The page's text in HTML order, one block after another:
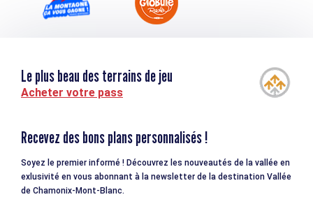
Le plus beau des terrains de jeu
Acheter votre pass
Recevez des bons plans personnalisés !
Soyez le premier informé ! Découvrez les nouveautés de la vallée en
exlusivité en vous abonnant à la newsletter de la destination Vallée
de Chamonix-Mont-Blanc.